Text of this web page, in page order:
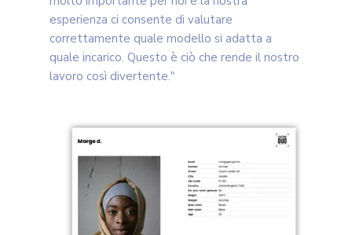
esperienza ci consente di valutare
correttamente quale modello si adatta a
quale incarico. Questo è ciò che rende il nostro
lavoro così divertente."